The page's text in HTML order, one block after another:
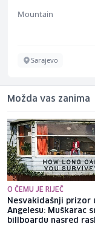
Mountain
Sarajevo
Možda vas zanima
O ČEMU JE RIJEČ
Nesvakidašnji prizor
Angelesu: Muškarac
billboardu nasred